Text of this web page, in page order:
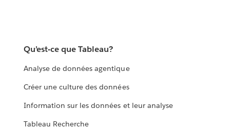
Qu’est-ce que Tableau?
Analyse de données agentique
Créer une culture des données
Information sur les données et leur analyse
Tableau Recherche